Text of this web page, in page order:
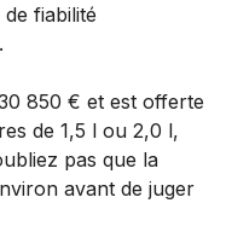
fiabilité
850 € et est offerte
de 1,5 l ou 2,0 l,
pas que la
avant de juger